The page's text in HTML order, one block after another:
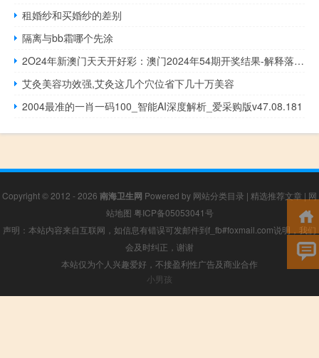
租婚纱和买婚纱的差别
隔离与bb霜哪个先涂
2O24年新澳门天天开好彩：澳门2024年54期开奖结果-解释落实-2520.3D.A438
艾灸美容功效强,艾灸这几个穴位省下几十万美容
2004最准的一肖一码100_智能AI深度解析_爱采购版v47.08.181
Copyright © 2012 - 2026 南海卫生网 Powered by 网站分类目录 | 精选推荐文章 | 网
站地图 粤ICP备05053041号
声明：本站内容来自互联网，如信息有错误可发邮件到f_fb#foxmail.com说明，我们
会及时纠正，谢谢
本站仅为个人兴趣爱好，不接盈利性广告及商业合作
小男孩